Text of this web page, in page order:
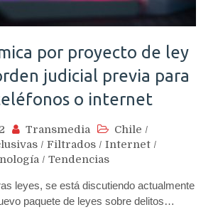
por proyecto de ley
judicial previa para
o internet
Transmedia Chile /
/ Filtrados / Internet /
/ Tendencias
leyes, se está discutiendo actualmente
paquete de leyes sobre delitos…